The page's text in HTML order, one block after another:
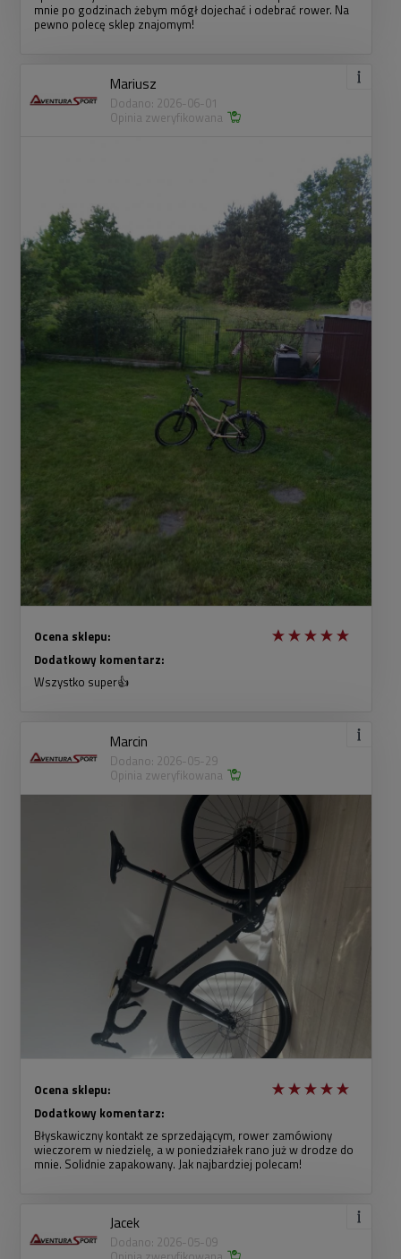
mnie po godzinach żebym mógł dojechać i odebrać rower. Na
pewno polecę sklep znajomym!
Mariusz
Dodano: 2026-06-01
Opinia zweryfikowana
Ocena sklepu:
Dodatkowy komentarz:
Wszystko super👍
Marcin
Dodano: 2026-05-29
Opinia zweryfikowana
Ocena sklepu:
Dodatkowy komentarz:
Błyskawiczny kontakt ze sprzedającym, rower zamówiony
wieczorem w niedzielę, a w poniedziałek rano już w drodze do
mnie. Solidnie zapakowany. Jak najbardziej polecam!
Jacek
Dodano: 2026-05-09